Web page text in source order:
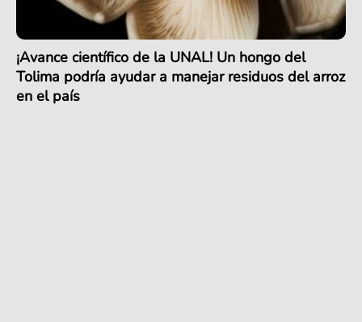
¡Avance científico de la UNAL! Un hongo del
Tolima podría ayudar a manejar residuos del arroz
en el país